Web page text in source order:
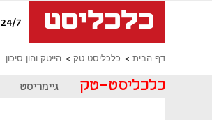
24/7
דף הבית כלכליסט-טק הייטק והון סיכון
כלכליסט-טק גיימריסט